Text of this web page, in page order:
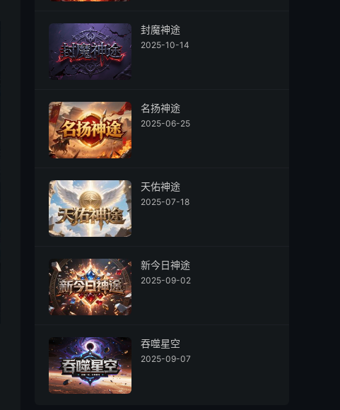
封魔神途
2025-10-14
名扬神途
2025-06-25
天佑神途
2025-07-18
新今日神途
2025-09-02
吞噬星空
2025-09-07